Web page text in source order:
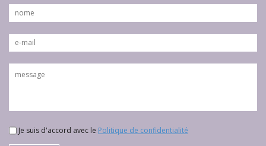
Je suis d'accord avec le Politique de confidentialité